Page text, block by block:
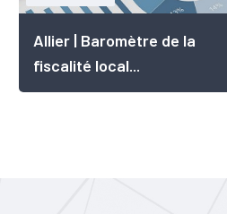
Allier | Baromètre de la
fiscalité local...